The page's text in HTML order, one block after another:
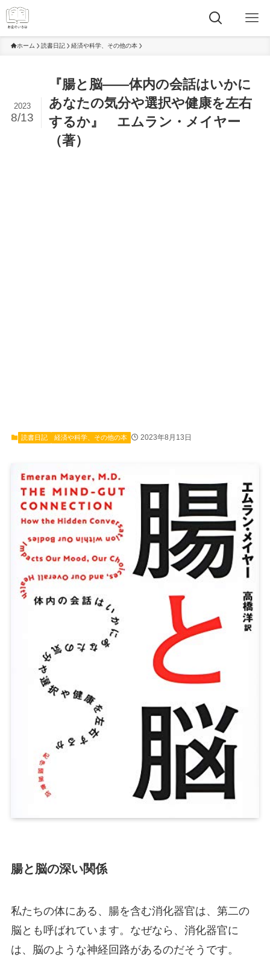
ホーム 読書日記 経済や科学、その他の本
『腸と脳――体内の会話はいかに
あなたの気分や選択や健康を左右
するか』 エムラン・メイヤー
（著）
2023
8/13
読書日記 経済や科学、その他の本 2023年8月13日
腸と脳の深い関係
私たちの体にある、腸を含む消化器官は、第二の
脳とも呼ばれています。なぜなら、消化器官に
は、脳のような神経回路があるのだそうです。